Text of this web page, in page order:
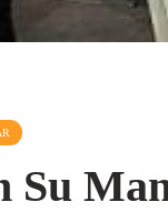
Su